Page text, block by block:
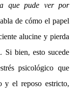
que pude ver por
de cómo el papel
alucine y pierda
Si bien, esto sucede
psicológico que
y el reposo estricto,